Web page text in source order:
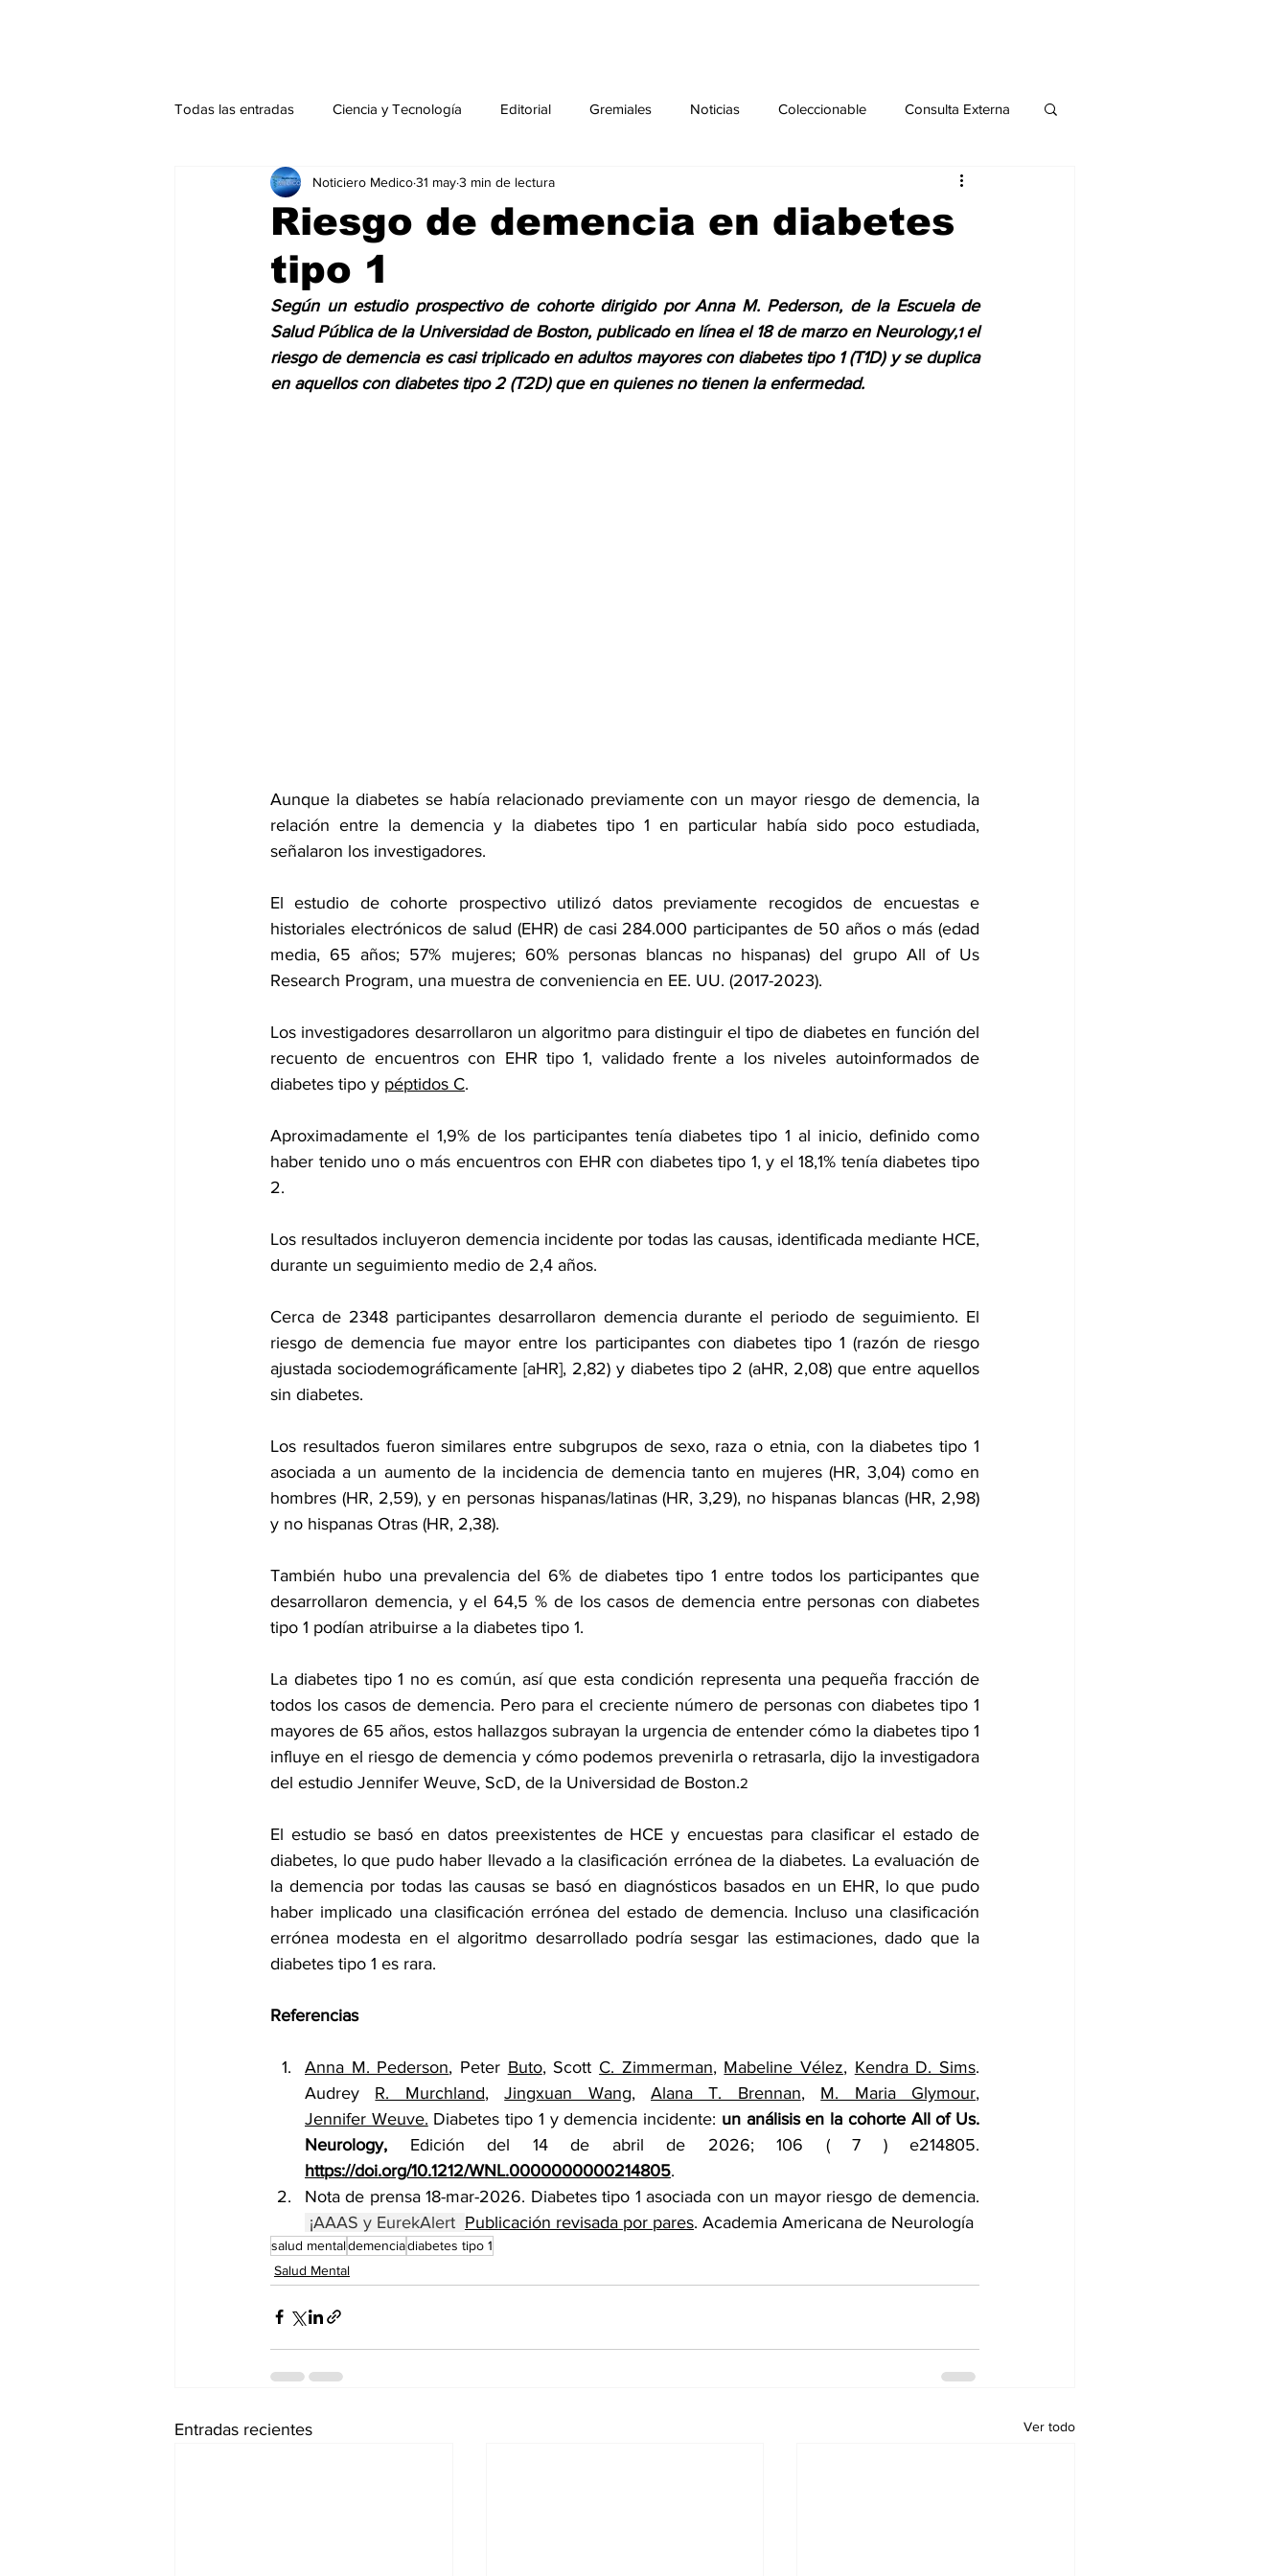
Todas las entradas Ciencia y Tecnología Editorial Gremiales Noticias Coleccionable Consulta Externa
Actualidad Salud Mental Agenda Sección especial Publicaciones
Endocrinología Actualidad especial
Consulta Externa especial Editorial especial Gremiales especial Noticias especial Salud Mental especial
Riesgo de demencia en diabetes
tipo 1
Noticiero Medico31 may3 min de lectura
Según un estudio prospectivo de cohorte dirigido por Anna M. Pederson, de la Escuela de
Salud Pública de la Universidad de Boston, publicado en línea el 18 de marzo en Neurology,1 el
riesgo de demencia es casi triplicado en adultos mayores con diabetes tipo 1 (T1D) y se duplica
en aquellos con diabetes tipo 2 (T2D) que en quienes no tienen la enfermedad.
Aunque la diabetes se había relacionado previamente con un mayor riesgo de demencia, la
relación entre la demencia y la diabetes tipo 1 en particular había sido poco estudiada,
señalaron los investigadores.
El estudio de cohorte prospectivo utilizó datos previamente recogidos de encuestas e
historiales electrónicos de salud (EHR) de casi 284.000 participantes de 50 años o más (edad
media, 65 años; 57% mujeres; 60% personas blancas no hispanas) del grupo All of Us
Research Program, una muestra de conveniencia en EE. UU. (2017-2023).
Los investigadores desarrollaron un algoritmo para distinguir el tipo de diabetes en función del
recuento de encuentros con EHR tipo 1, validado frente a los niveles autoinformados de
diabetes tipo y péptidos C.
Aproximadamente el 1,9% de los participantes tenía diabetes tipo 1 al inicio, definido como
haber tenido uno o más encuentros con EHR con diabetes tipo 1, y el 18,1% tenía diabetes tipo
2.
Los resultados incluyeron demencia incidente por todas las causas, identificada mediante HCE,
durante un seguimiento medio de 2,4 años.
Cerca de 2348 participantes desarrollaron demencia durante el periodo de seguimiento. El
riesgo de demencia fue mayor entre los participantes con diabetes tipo 1 (razón de riesgo
ajustada sociodemográficamente [aHR], 2,82) y diabetes tipo 2 (aHR, 2,08) que entre aquellos
sin diabetes.
Los resultados fueron similares entre subgrupos de sexo, raza o etnia, con la diabetes tipo 1
asociada a un aumento de la incidencia de demencia tanto en mujeres (HR, 3,04) como en
hombres (HR, 2,59), y en personas hispanas/latinas (HR, 3,29), no hispanas blancas (HR, 2,98)
y no hispanas Otras (HR, 2,38).
También hubo una prevalencia del 6% de diabetes tipo 1 entre todos los participantes que
desarrollaron demencia, y el 64,5 % de los casos de demencia entre personas con diabetes
tipo 1 podían atribuirse a la diabetes tipo 1.
La diabetes tipo 1 no es común, así que esta condición representa una pequeña fracción de
todos los casos de demencia. Pero para el creciente número de personas con diabetes tipo 1
mayores de 65 años, estos hallazgos subrayan la urgencia de entender cómo la diabetes tipo 1
influye en el riesgo de demencia y cómo podemos prevenirla o retrasarla, dijo la investigadora
del estudio Jennifer Weuve, ScD, de la Universidad de Boston.2
El estudio se basó en datos preexistentes de HCE y encuestas para clasificar el estado de
diabetes, lo que pudo haber llevado a la clasificación errónea de la diabetes. La evaluación de
la demencia por todas las causas se basó en diagnósticos basados en un EHR, lo que pudo
haber implicado una clasificación errónea del estado de demencia. Incluso una clasificación
errónea modesta en el algoritmo desarrollado podría sesgar las estimaciones, dado que la
diabetes tipo 1 es rara.
Referencias
Anna M. Pederson, Peter Buto, Scott C. Zimmerman, Mabeline Vélez, Kendra D. Sims.
Audrey R. Murchland, Jingxuan Wang, Alana T. Brennan, M. Maria Glymour
Jennifer Weuve. Diabetes tipo 1 y demencia incidente: un análisis en la cohorte All of Us.
Neurology,
https://doi.org/10.1212/WNL.0000000000214805.
¡AAAS y EurekAlert Publicación revisada por pares. Academia Americana de Neurología
salud mentaldemenciadiabetes tipo 1
Salud Mental
Entradas recientes Ver todo